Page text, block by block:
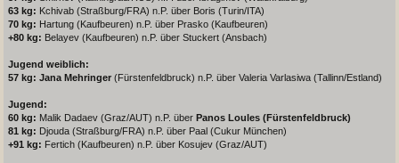
63 kg: Kchivab (Straßburg/FRA) n.P. über Boris (Turin/ITA)
70 kg: Hartung (Kaufbeuren) n.P. über Prasko (Kaufbeuren)
+80 kg: Belayev (Kaufbeuren) n.P. über Stuckert (Ansbach)
Jugend weiblich:
57 kg: Jana Mehringer(Fürstenfeldbruck) n.P. über Valeria Varlasiwa (Tallinn/Estland)
Jugend:
60 kg: Malik Dadaev (Graz/AUT) n.P. über Panos Loules (Fürstenfeldbruck)
81 kg: Djouda (Straßburg/FRA) n.P. über Paal (Cukur München)
+91 kg: Fertich (Kaufbeuren) n.P. über Kosujev (Graz/AUT)